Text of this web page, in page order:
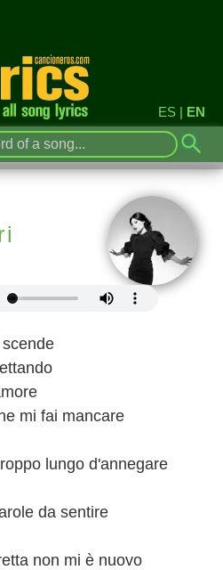
ES | EN
mi fai mancare
lungo d'annegare
da sentire
non mi è nuovo